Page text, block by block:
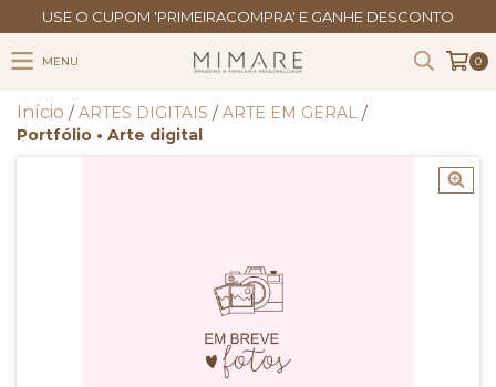
USE O CUPOM 'PRIMEIRACOMPRA' E GANHE DESCONTO
MENU 0
Início / ARTES DIGITAIS / ARTE EM GERAL /
Portfólio • Arte digital